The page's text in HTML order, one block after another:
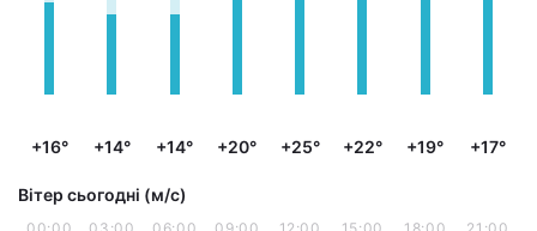
+16° +14° +14° +20° +25° +22° +19° +17°
Вітер сьогодні (м/с)